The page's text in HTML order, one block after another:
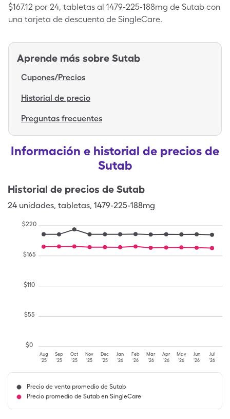
$167.12 por 24, tabletas al 1479-225-188mg de Sutab con
una tarjeta de descuento de SingleCare.
Aprende más sobre Sutab
Cupones/Precios
Historial de precio
Preguntas frecuentes
Información e historial de precios de
Sutab
Historial de precios de Sutab
24 unidades, tabletas, 1479-225-188mg
Aug
'25
Sep
'25
Oct
'25
Nov
'25
Dec
'25
Jan
'26
Feb
'26
Mar
'26
Apr
'26
May
'26
Jun
'26
Jul
'26
$0
$55
$110
$165
$220
Precio de venta promedio de Sutab
Precio promedio de Sutab en SingleCare